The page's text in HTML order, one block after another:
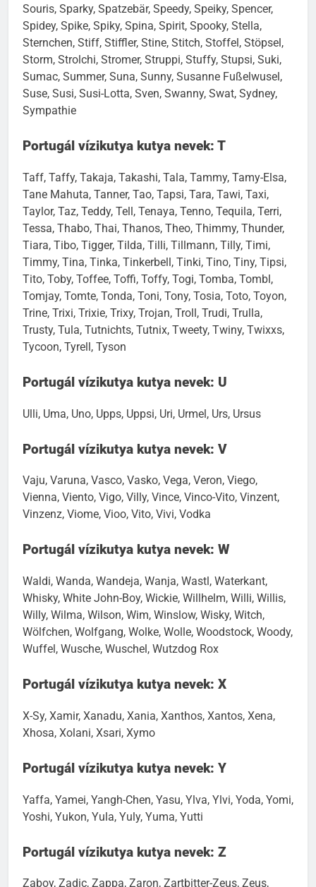
Souris, Sparky, Spatzebär, Speedy, Speiky, Spencer,
Spidey, Spike, Spiky, Spina, Spirit, Spooky, Stella,
Sternchen, Stiff, Stiffler, Stine, Stitch, Stoffel, Stöpsel,
Storm, Strolchi, Stromer, Struppi, Stuffy, Stupsi, Suki,
Sumac, Summer, Suna, Sunny, Susanne Fußelwusel,
Suse, Susi, Susi-Lotta, Sven, Swanny, Swat, Sydney,
Sympathie
Portugál vízikutya kutya nevek: T
Taff, Taffy, Takaja, Takashi, Tala, Tammy, Tamy-Elsa,
Tane Mahuta, Tanner, Tao, Tapsi, Tara, Tawi, Taxi,
Taylor, Taz, Teddy, Tell, Tenaya, Tenno, Tequila, Terri,
Tessa, Thabo, Thai, Thanos, Theo, Thimmy, Thunder,
Tiara, Tibo, Tigger, Tilda, Tilli, Tillmann, Tilly, Timi,
Timmy, Tina, Tinka, Tinkerbell, Tinki, Tino, Tiny, Tipsi,
Tito, Toby, Toffee, Toffi, Toffy, Togi, Tomba, Tombl,
Tomjay, Tomte, Tonda, Toni, Tony, Tosia, Toto, Toyon,
Trine, Trixi, Trixie, Trixy, Trojan, Troll, Trudi, Trulla,
Trusty, Tula, Tutnichts, Tutnix, Tweety, Twiny, Twixxs,
Tycoon, Tyrell, Tyson
Portugál vízikutya kutya nevek: U
Ulli, Uma, Uno, Upps, Uppsi, Uri, Urmel, Urs, Ursus
Portugál vízikutya kutya nevek: V
Vaju, Varuna, Vasco, Vasko, Vega, Veron, Viego,
Vienna, Viento, Vigo, Villy, Vince, Vinco-Vito, Vinzent,
Vinzenz, Viome, Vioo, Vito, Vivi, Vodka
Portugál vízikutya kutya nevek: W
Waldi, Wanda, Wandeja, Wanja, Wastl, Waterkant,
Whisky, White John-Boy, Wickie, Willhelm, Willi, Willis,
Willy, Wilma, Wilson, Wim, Winslow, Wisky, Witch,
Wölfchen, Wolfgang, Wolke, Wolle, Woodstock, Woody,
Wuffel, Wusche, Wuschel, Wutzdog Rox
Portugál vízikutya kutya nevek: X
X-Sy, Xamir, Xanadu, Xania, Xanthos, Xantos, Xena,
Xhosa, Xolani, Xsari, Xymo
Portugál vízikutya kutya nevek: Y
Yaffa, Yamei, Yangh-Chen, Yasu, Ylva, Ylvi, Yoda, Yomi,
Yoshi, Yukon, Yula, Yuly, Yuma, Yutti
Portugál vízikutya kutya nevek: Z
Zaboy, Zadic, Zappa, Zaron, Zartbitter-Zeus, Zeus,